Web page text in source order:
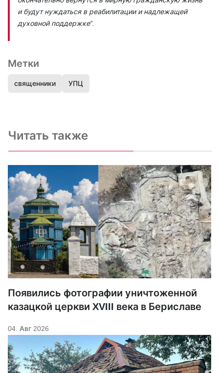
и будут нуждаться в реабилитации и надлежащей
духовной поддержке”.
Метки
священники УПЦ
Читать также
Появились фотографии уничтоженной
казацкой церкви XVIII века в Бериславе
04. Авг 2026